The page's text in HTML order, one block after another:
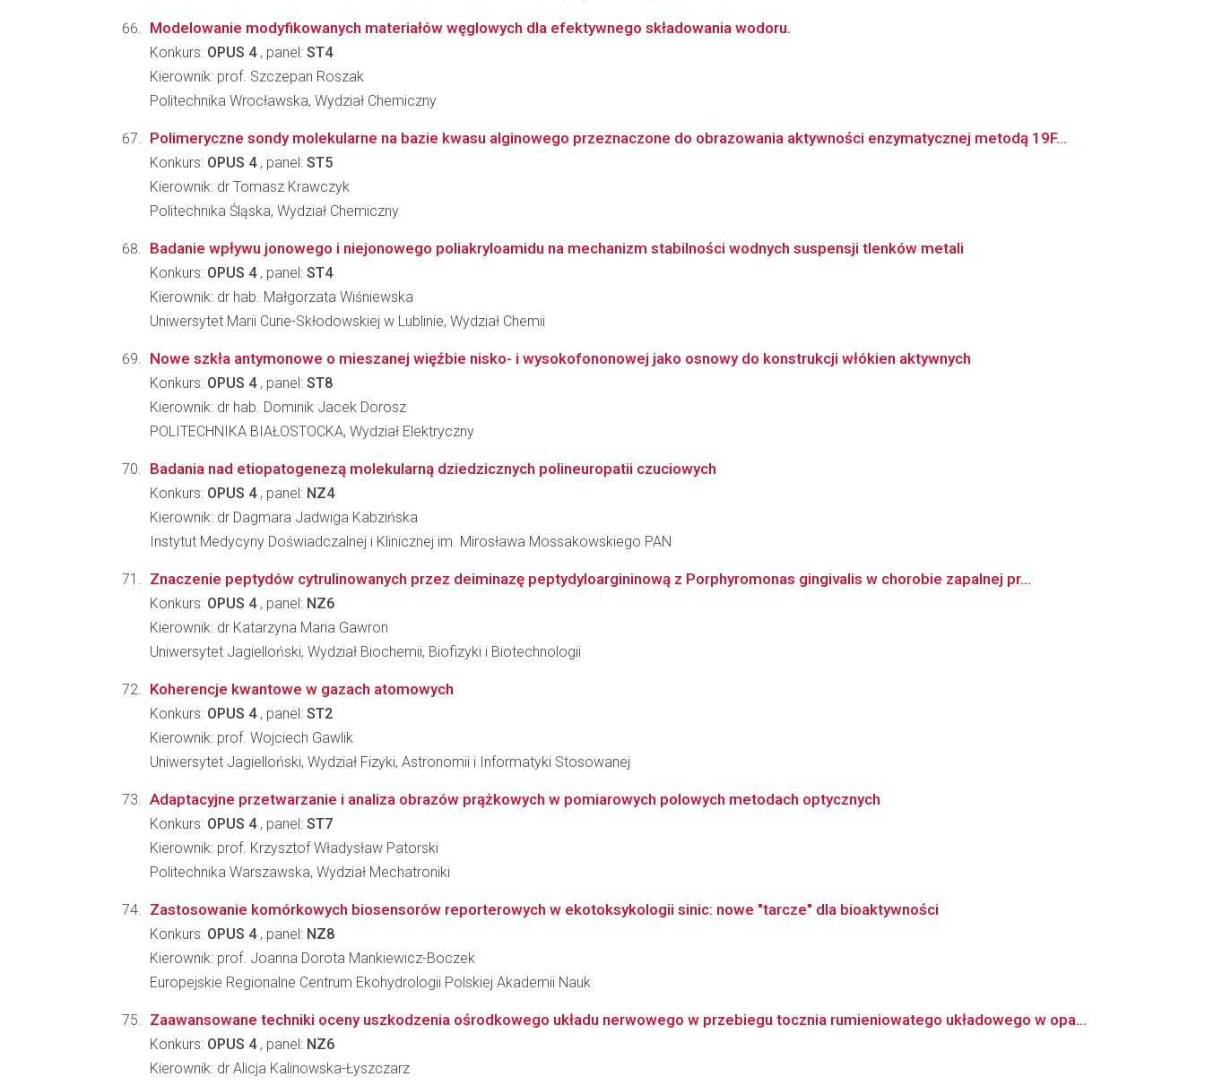
Modelowanie modyfikowanych materiałów węglowych dla efektywnego składowania wodoru.
Konkurs: OPUS 4, panel: ST4
Kierownik: prof. Szczepan Roszak
Politechnika Wrocławska, Wydział Chemiczny
Polimeryczne sondy molekularne na bazie kwasu alginowego przeznaczone do obrazowania aktywności enzymatycznej metodą 19F...
Konkurs: OPUS 4, panel: ST5
Kierownik: dr Tomasz Krawczyk
Politechnika Śląska, Wydział Chemiczny
Badanie wpływu jonowego i niejonowego poliakryloamidu na mechanizm stabilności wodnych suspensji tlenków metali
Konkurs: OPUS 4, panel: ST4
Kierownik: dr hab. Małgorzata Wiśniewska
Uniwersytet Marii Curie-Skłodowskiej w Lublinie, Wydział Chemii
Nowe szkła antymonowe o mieszanej więźbie nisko- i wysokofononowej jako osnowy do konstrukcji włókien aktywnych
Konkurs: OPUS 4, panel: ST8
Kierownik: dr hab. Dominik Jacek Dorosz
POLITECHNIKA BIAŁOSTOCKA, Wydział Elektryczny
Badania nad etiopatogenezą molekularną dziedzicznych polineuropatii czuciowych
Konkurs: OPUS 4, panel: NZ4
Kierownik: dr Dagmara Jadwiga Kabzińska
Instytut Medycyny Doświadczalnej i Klinicznej im. Mirosława Mossakowskiego PAN
Znaczenie peptydów cytrulinowanych przez deiminazę peptydyloargininową z Porphyromonas gingivalis w chorobie zapalnej pr...
Konkurs: OPUS 4, panel: NZ6
Kierownik: dr Katarzyna Maria Gawron
Uniwersytet Jagielloński, Wydział Biochemii, Biofizyki i Biotechnologii
Koherencje kwantowe w gazach atomowych
Konkurs: OPUS 4, panel: ST2
Kierownik: prof. Wojciech Gawlik
Uniwersytet Jagielloński, Wydział Fizyki, Astronomii i Informatyki Stosowanej
Adaptacyjne przetwarzanie i analiza obrazów prążkowych w pomiarowych polowych metodach optycznych
Konkurs: OPUS 4, panel: ST7
Kierownik: prof. Krzysztof Władysław Patorski
Politechnika Warszawska, Wydział Mechatroniki
Zastosowanie komórkowych biosensorów reporterowych w ekotoksykologii sinic: nowe "tarcze" dla bioaktywności
Konkurs: OPUS 4, panel: NZ8
Kierownik: prof. Joanna Dorota Mankiewicz-Boczek
Europejskie Regionalne Centrum Ekohydrologii Polskiej Akademii Nauk
Zaawansowane techniki oceny uszkodzenia ośrodkowego układu nerwowego w przebiegu tocznia rumieniowatego układowego w opa...
Konkurs: OPUS 4, panel: NZ6
Kierownik: dr Alicja Kalinowska-Łyszczarz